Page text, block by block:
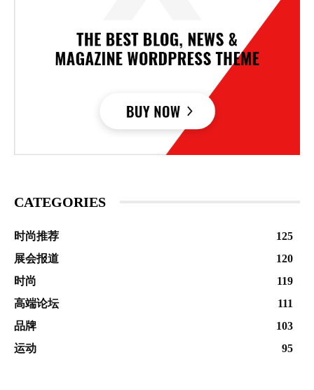
CATEGORIES
时尚推荐
125
展会报道
120
时尚
119
高端论坛
111
品牌
103
运动
95